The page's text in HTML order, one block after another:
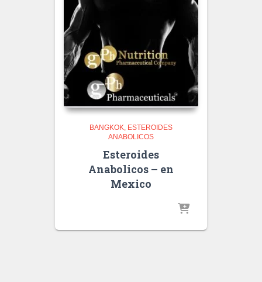
BANGKOK ESTEROIDES
ANABOLICOS
Esteroides
Anabolicos – en
Mexico